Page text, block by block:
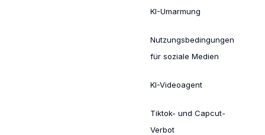
KI-Umarmung
Nutzungsbedingungen
für soziale Medien
KI-Videoagent
Tiktok- und Capcut-
Verbot